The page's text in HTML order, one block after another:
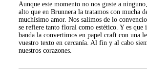
Aunque este momento no nos guste a
alto que en Brunnera la tratamos con mucha
muchísimo amor. Nos salimos de lo
se refiere tanto floral como estético. Y es que
banda la convertimos en papel craft con una
vuestro texto en cercanía. Al fin y al cabo
nuestros corazones.